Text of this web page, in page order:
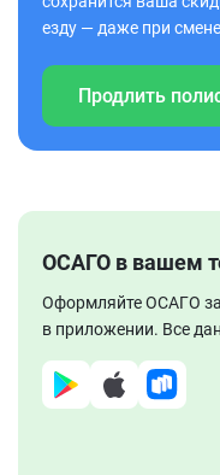
езду — даже при
Продлить
ОСАГО в вашем
Оформляйте ОСАГО за
в приложении. Все